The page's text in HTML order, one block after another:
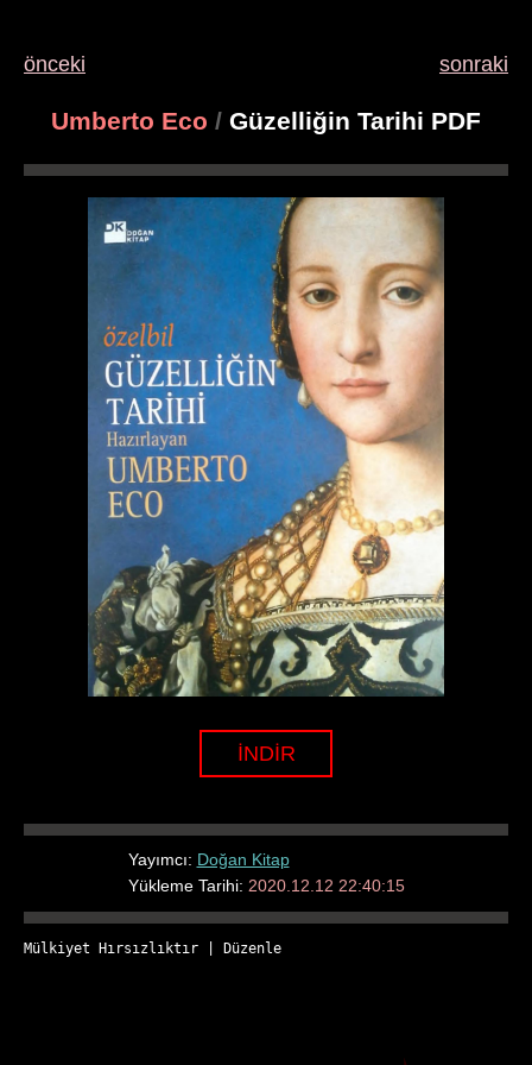
önceki sonraki
Umberto Eco / Güzelliğin Tarihi PDF
İNDİR
Yayımcı: Doğan Kitap
Yükleme Tarihi: 2020.12.12 22:40:15
Mülkiyet Hırsızlıktır Düzenle